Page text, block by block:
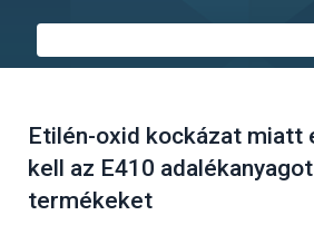
Etilén-oxid kockázat miatt
kell az E410
termékeket